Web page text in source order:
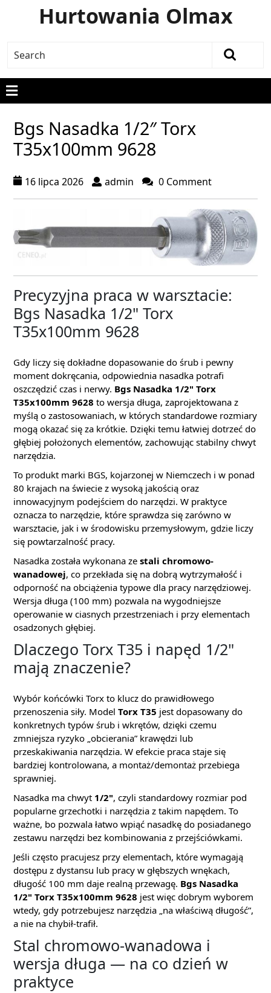
Hurtowania Olmax
Bgs Nasadka 1/2″ Torx
T35x100mm 9628
16 lipca 2026 admin 0 Comment
Precyzyjna praca w warsztacie:
Bgs Nasadka 1/2" Torx
T35x100mm 9628
Gdy liczy się dokładne dopasowanie do śrub i pewny
moment dokręcania, odpowiednia nasadka potrafi
oszczędzić czas i nerwy. Bgs Nasadka 1/2" Torx
T35x100mm 9628 to wersja długa, zaprojektowana z
myślą o zastosowaniach, w których standardowe rozmiary
mogą okazać się za krótkie. Dzięki temu łatwiej dotrzeć do
głębiej położonych elementów, zachowując stabilny chwyt
narzędzia.
To produkt marki BGS, kojarzonej w Niemczech i w ponad
80 krajach na świecie z wysoką jakością oraz
innowacyjnym podejściem do narzędzi. W praktyce
oznacza to narzędzie, które sprawdza się zarówno w
warsztacie, jak i w środowisku przemysłowym, gdzie liczy
się powtarzalność pracy.
Nasadka została wykonana ze stali chromowo-
wanadowej, co przekłada się na dobrą wytrzymałość i
odporność na obciążenia typowe dla pracy narzędziowej.
Wersja długa (100 mm) pozwala na wygodniejsze
operowanie w ciasnych przestrzeniach i przy elementach
osadzonych głębiej.
Dlaczego Torx T35 i napęd 1/2"
mają znaczenie?
Wybór końcówki Torx to klucz do prawidłowego
przenoszenia siły. Model Torx T35 jest dopasowany do
konkretnych typów śrub i wkrętów, dzięki czemu
zmniejsza ryzyko „obcierania” krawędzi lub
przeskakiwania narzędzia. W efekcie praca staje się
bardziej kontrolowana, a montaż/demontaż przebiega
sprawniej.
Nasadka ma chwyt 1/2", czyli standardowy rozmiar pod
popularne grzechotki i narzędzia z takim napędem. To
ważne, bo pozwala łatwo wpiąć nasadkę do posiadanego
zestawu narzędzi bez kombinowania z przejściówkami.
Jeśli często pracujesz przy elementach, które wymagają
dostępu z dystansu lub pracy w głębszych wnękach,
długość 100 mm daje realną przewagę. Bgs Nasadka
1/2" Torx T35x100mm 9628 jest więc dobrym wyborem
wtedy, gdy potrzebujesz narzędzia „na właściwą długość”,
a nie na chybił-trafił.
Stal chromowo-wanadowa i
wersja długa — na co dzień w
praktyce